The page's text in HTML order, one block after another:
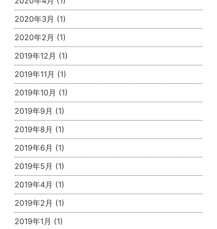
2020年3月 (1)
2020年2月 (1)
2019年12月 (1)
2019年11月 (1)
2019年10月 (1)
2019年9月 (1)
2019年8月 (1)
2019年6月 (1)
2019年5月 (1)
2019年4月 (1)
2019年2月 (1)
2019年1月 (1)